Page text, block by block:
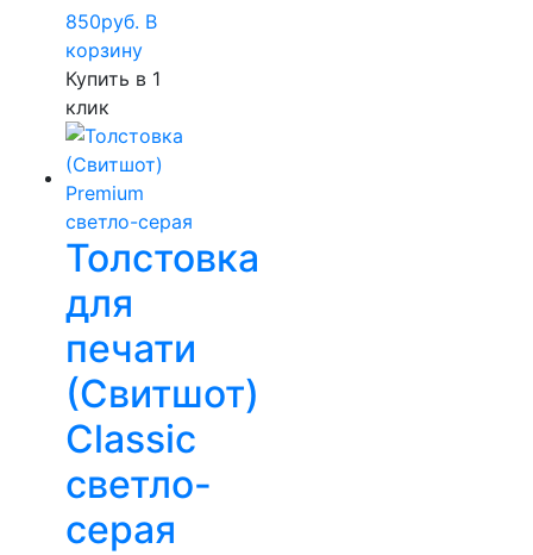
850руб. В
корзину
Купить в 1
клик
Толстовка
для
печати
(Свитшот)
Classic
светло-
серая